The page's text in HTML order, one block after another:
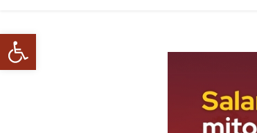
Abrir barra de herramientas